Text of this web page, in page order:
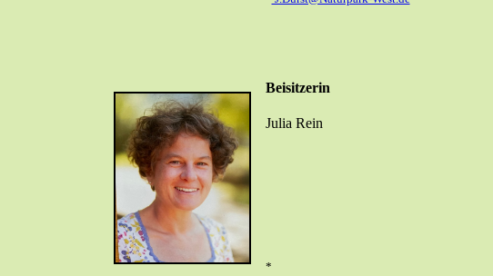
Beisitzerin
Julia Rein
*